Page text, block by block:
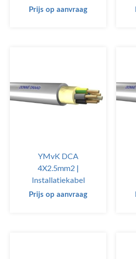
Prijs op aanvraag
YMvK DCA
4X2.5mm2 |
Installatiekabel
Prijs op aanvraag